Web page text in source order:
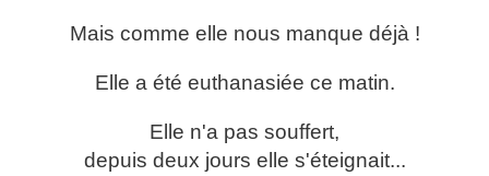
Mais comme elle nous manque déjà !
Elle a été euthanasiée ce matin.
Elle n'a pas souffert,
depuis deux jours elle s'éteignait...